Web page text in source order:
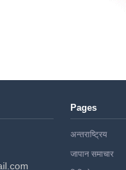
Pages
अन्तराष्ट्रिय
जापान समाचार